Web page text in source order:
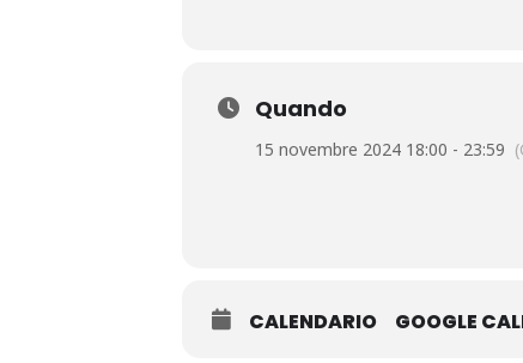
Quando
15 novembre 2024 18:00 - 23:59
CALENDARIO GOOGLE